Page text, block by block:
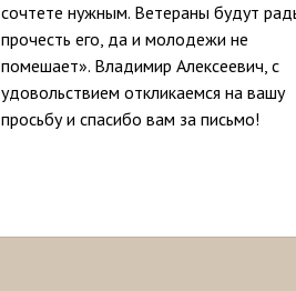
сочтете нужным. Ветераны будут
прочесть его, да и молодежи не
помешает». Владимир Алексеевич, с
удовольствием откликаемся на вашу
просьбу и спасибо вам за письмо!